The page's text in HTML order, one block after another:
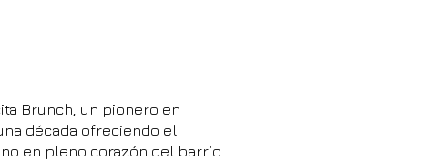
Brunch, un pionero en
década ofreciendo el
en pleno corazón del barrio.